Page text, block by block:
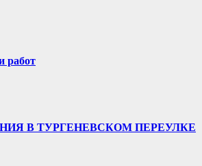
работ
В ТУРГЕНЕВСКОМ ПЕРЕУЛКЕ